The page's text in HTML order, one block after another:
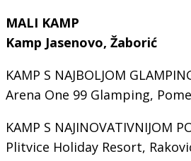
MALI KAMP
Kamp Jasenovo, Žaborić
KAMP S NAJBOLJOM
Arena One 99 Glamping,
KAMP S NAJINOVATIVNIJOM
Plitvice Holiday Resort,